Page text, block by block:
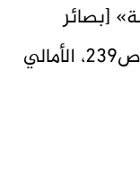
[بصائر
الدرجات ج1 ص172، الكافي ج1 ص239، الأمالي